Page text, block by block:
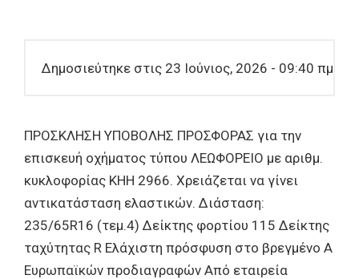
Δημοσιεύτηκε στις 23 Ιούνιος, 2026 - 09:40 πμ
ΠΡΟΣΚΛΗΣΗ ΥΠΟΒΟΛΗΣ ΠΡΟΣΦΟΡΑΣ για την
επισκευή οχήματος τύπου ΛΕΩΦΟΡΕΙΟ με αριθμ.
κυκλοφορίας ΚΗΗ 2966. Χρειάζεται να γίνει
αντικατάσταση ελαστικών. Διάσταση:
235/65R16 (τεμ.4) Δείκτης φορτίου 115 Δείκτης
ταχύτητας R Ελάχιστη πρόσφυση στο βρεγμένο A
Ευρωπαϊκών προδιαγραφών Από εταιρεία